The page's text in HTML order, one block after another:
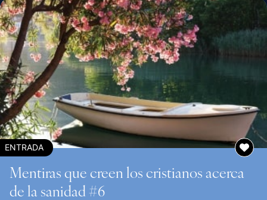
ENTRADA
Mentiras que creen los cristianos acerca
de la sanidad #6